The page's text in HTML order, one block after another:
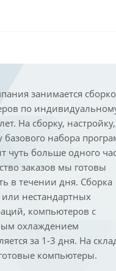
занимается
по
На сборку, настройку,
базового набора
чуть больше одного
заказов мы готовы
в течении дня. Сборка
нестандартных
компьютеров с
охлаждением
за 1-3 дня. На
компьютеры.